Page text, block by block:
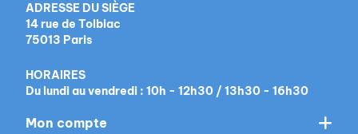
ADRESSE DU SIÈGE
14 rue de Tolbiac
75013 Paris
HORAIRES
Du lundi au vendredi : 10h - 12h30 / 13h30 - 16h30
Mon compte